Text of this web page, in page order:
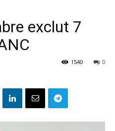
exclut 7
0
1540